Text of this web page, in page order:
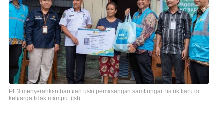
PLN menyerahkan bantuan usai pemasangan sambungan listrik baru di
keluarga tidak mampu. (Ist)